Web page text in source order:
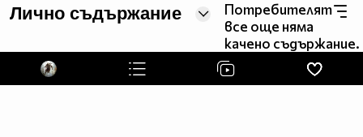
Лично съдържание
Потребителят
все още няма
качено съдържание.